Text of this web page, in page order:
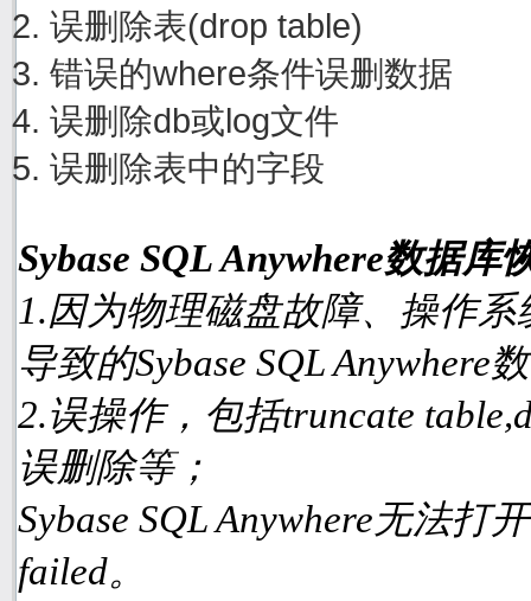
误删除表(drop table)
错误的where条件误删数据
误删除db或log文件
误删除表中的字段
Sybase SQL Anywhere数据
1.因为物理磁盘故障、操作
导致的Sybase SQL
2.误操作，包括truncate
误删除等；
Sybase SQL Anywhere无法打
failed。